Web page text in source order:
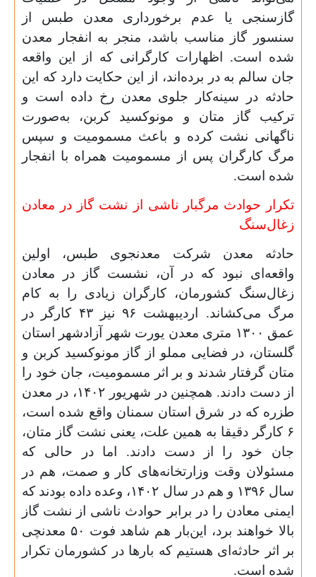
گازسنجی یا عدم برخورداری معدن طبس از
سنسور گاز مناسب باشد، منجر به انفجار معدن
شده است. اظهارات کارگرانی که از این واقعه
جان سالم به در برده‌اند، از این حکایت دارد که این
حادثه در سینه‌کار جلوی معدن رخ داده است و
ترکیب گاز متان و مونوکسید کربن، به‌صورت
ناگهانی نشت کرده و باعث مسمومیت و سپس
مرگ کارگران پس از مسمومیت همراه با انفجار
شده است.
تکرار حوادث مرگبار ناشی از نشت گاز در معادن
زغال‌سنگ
حادثه معدن شرکت معدنجوی طبس، اولین
واقعه‌ای نبود که در آن، نشست گاز در معادن
زغال‌سنگ کشورمان، کارگران زیادی را به کام
مرگ می‌کشاند. اردیبهشت ۹۶ نیز۴۳ کارگر در
عمق ۱۳۰۰ متری معدن یورت شهر آزادشهر استان
گلستان، در فضایی مملو از گاز مونوکسید کربن و
متان گرفتار شدند و بر اثر مسمومیت، جان خود را
از دست دادند. همچنین در شهریور۱۴۰۲، در معدن
طزره که در شرق استان سمنان واقع شده است،
۶ کارگر دقیقا به همین علت، یعنی نشت گاز متان،
جان خود را از دست دادند. اما در حالی که
مسئولان وقت وزارتخانه‌های کار و صمت، هم در
سال ۱۳۹۶ و هم در سال ۱۴۰۲، وعده داده بودند که
ایمنی معادن را در برابر حوادث ناشی از نشت گاز
بالا خواهند برد، این‌بار هم شاهد فوت ۵۰ معدنچی
بر اثر حادثه‌ای هستیم که بارها در کشورمان تکرار
شده است.